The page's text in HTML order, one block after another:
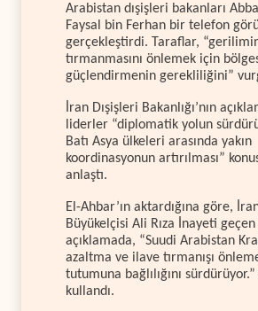
Arabistan dışişleri bakanları
Faysal bin Ferhan bir telefon
gerçekleştirdi. Taraflar,
tırmanmasını önlemek için
güçlendirmenin gerekliliğini”
İran Dışişleri Bakanlığı’nın
liderler “diplomatik yolun
Batı Asya ülkeleri arasında yakın
koordinasyonun artırılması”
anlaştı.
El-Ahbar’ın aktardığına göre,
Büyükelçisi Ali Rıza İnayeti geçen
açıklamada, “Suudi Arabistan
azaltma ve ilave tırmanışı
tutumuna bağlılığını
kullandı.